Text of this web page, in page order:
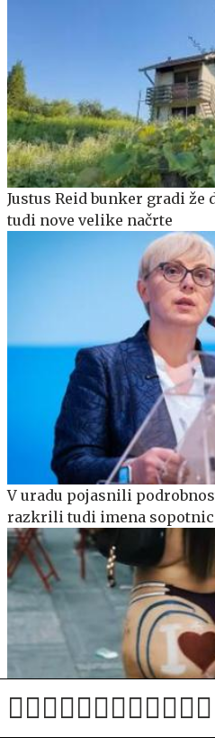
Justus Reid bunker gradi že
tudi nove velike načrte
V uradu pojasnili
razkrili tudi imena sopotnic